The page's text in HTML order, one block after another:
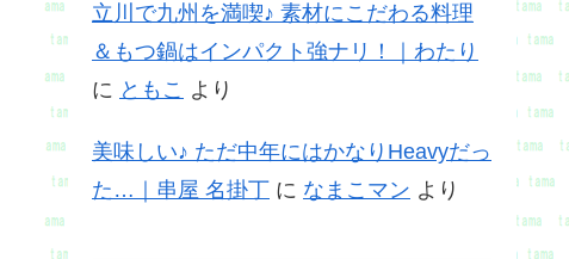
立川で九州を満喫♪ 素材にこだわる料理
＆もつ鍋はインパクト強ナリ！｜わたり
に ともこ より
美味しい♪ ただ中年にはかなりHeavyだっ
た…｜串屋 名掛丁 に なまこマン より